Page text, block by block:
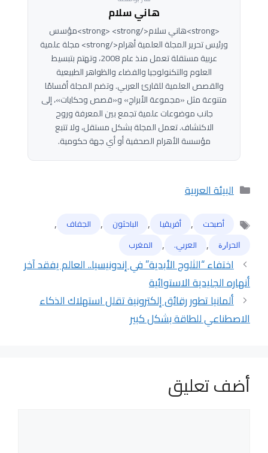
هاني سلام
<strong>هاني سلام</strong> <strong>مؤسس
ورئيس تحرير المجلة العلمية أهرام</strong> مجلة علمية
عربية مستقلة تعمل منذ عام 2008، وتهتم بتبسيط
العلوم والتكنولوجيا والفضاء والظواهر الطبيعية
والقصص العلمية للقارئ العربي. وتضم المجلة أقسامًا
متنوعة مثل «مجموعة الأبراج» و«قصص وحكايات»، إلى
جانب موضوعات علمية تجمع بين المعرفة وروح
الاكتشاف. تعمل المجلة بشكل مستقل، ولا تتبع
مؤسسة الأهرام الصحفية أو أي جهة حكومية.
التصنيفات
البيئة العربية
الوسوم
أصبحت , أفريقيا , الباحثون , الجفاف ,
ﺍﻟﺤﺮﺍﺭﺓ , العربي. , المغرب
اختفاء “الثلوج الأبدية” في إندونيسيا.. العالم يفقد آخر
أنهاره الجليدية الاستوائية
ألمانيا تطور رقائق إلكترونية تقلل استهلاك الذكاء
الاصطناعي للطاقة بشكل كبير
أضف تعليق